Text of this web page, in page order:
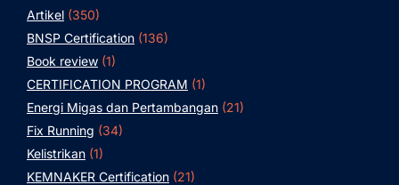
Artikel (350)
BNSP Certification (136)
Book review (1)
CERTIFICATION PROGRAM (1)
Energi Migas dan Pertambangan (21)
Fix Running (34)
Kelistrikan (1)
KEMNAKER Certification (21)